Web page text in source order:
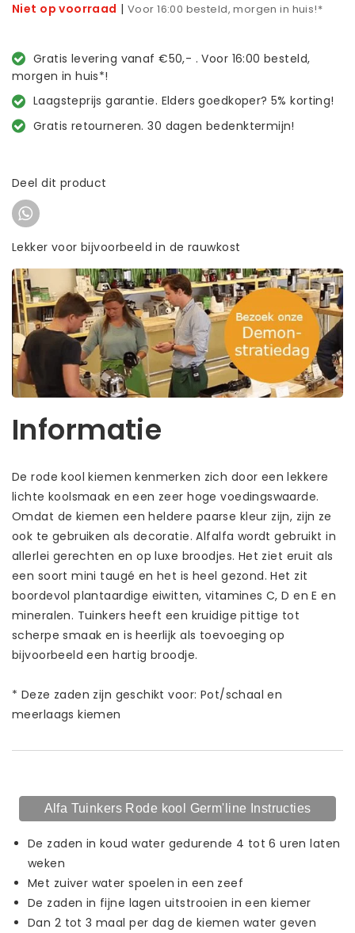
Niet op voorraad | Voor 16:00 besteld, morgen in huis!*
Gratis levering vanaf €50,- . Voor 16:00 besteld,
morgen in huis*!
Laagsteprijs garantie. Elders goedkoper? 5% korting!
Gratis retourneren. 30 dagen bedenktermijn!
Deel dit product
Lekker voor bijvoorbeeld in de rauwkost
Informatie
De rode kool kiemen kenmerken zich door een lekkere
lichte koolsmaak en een zeer hoge voedingswaarde.
Omdat de kiemen een heldere paarse kleur zijn, zijn ze
ook te gebruiken als decoratie. Alfalfa wordt gebruikt in
allerlei gerechten en op luxe broodjes. Het ziet eruit als
een soort mini taugé en het is heel gezond. Het zit
boordevol plantaardige eiwitten, vitamines C, D en E en
mineralen. Tuinkers heeft een kruidige pittige tot
scherpe smaak en is heerlijk als toevoeging op
bijvoorbeeld een hartig broodje.
* Deze zaden zijn geschikt voor: Pot/schaal en
meerlaags kiemen
Alfa Tuinkers Rode kool Germ'line Instructies
De zaden in koud water gedurende 4 tot 6 uren laten
weken
Met zuiver water spoelen in een zeef
De zaden in fijne lagen uitstrooien in een kiemer
Dan 2 tot 3 maal per dag de kiemen water geven